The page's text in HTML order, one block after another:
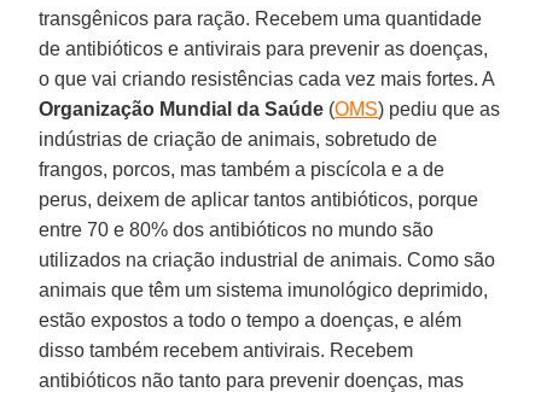
transgênicos para ração. Recebem uma quantidade
de antibióticos e antivirais para prevenir as doenças,
o que vai criando resistências cada vez mais fortes. A
Organização Mundial da Saúde (OMS) pediu que as
indústrias de criação de animais, sobretudo de
frangos, porcos, mas também a piscícola e a de
perus, deixem de aplicar tantos antibióticos, porque
entre 70 e 80% dos antibióticos no mundo são
utilizados na criação industrial de animais. Como são
animais que têm um sistema imunológico deprimido,
estão expostos a todo o tempo a doenças, e além
disso também recebem antivirais. Recebem
antibióticos não tanto para prevenir doenças, mas